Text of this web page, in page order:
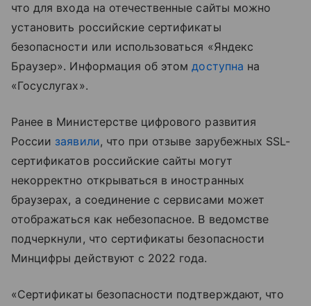
что для входа на отечественные сайты можно
установить российские сертификаты
безопасности или использоваться «Яндекс
Браузер». Информация об этомдоступна на
«Госуслугах».
Ранее в Министерстве цифрового развития
России заявили, что при отзыве зарубежных SSL-
сертификатов российские сайты могут
некорректно открываться в иностранных
браузерах, а соединение с сервисами может
отображаться как небезопасное. В ведомстве
подчеркнули, что сертификаты безопасности
Минцифры действуют с 2022 года.
«Сертификаты безопасности подтверждают, что